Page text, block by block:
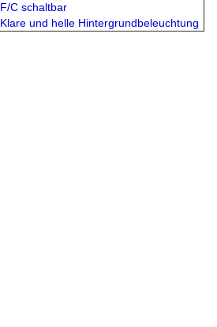
F/C schaltbar
Klare und helle Hintergrundbeleuchtung